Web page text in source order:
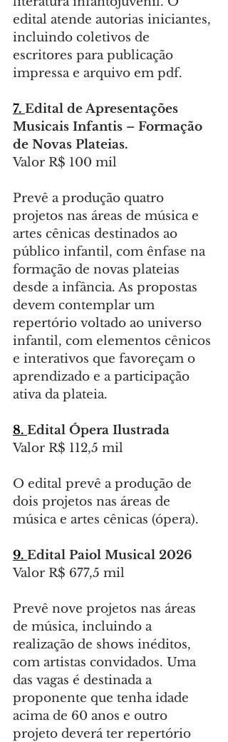
edital atende autorias iniciantes,
incluindo coletivos de
escritores para publicação
impressa e arquivo em pdf.
7. Edital de Apresentações
Musicais Infantis – Formação
de Novas Plateias.
Valor R$ 100 mil
Prevê a produção quatro
projetos nas áreas de música e
artes cênicas destinados ao
público infantil, com ênfase na
formação de novas plateias
desde a infância. As propostas
devem contemplar um
repertório voltado ao universo
infantil, com elementos cênicos
e interativos que favoreçam o
aprendizado e a participação
ativa da plateia.
8. Edital Ópera Ilustrada
Valor R$ 112,5 mil
O edital prevê a produção de
dois projetos nas áreas de
música e artes cênicas (ópera).
9. Edital Paiol Musical 2026
Valor R$ 677,5 mil
Prevê nove projetos nas áreas
de música, incluindo a
realização de shows inéditos,
com artistas convidados. Uma
das vagas é destinada a
proponente que tenha idade
acima de 60 anos e outro
projeto deverá ter repertório